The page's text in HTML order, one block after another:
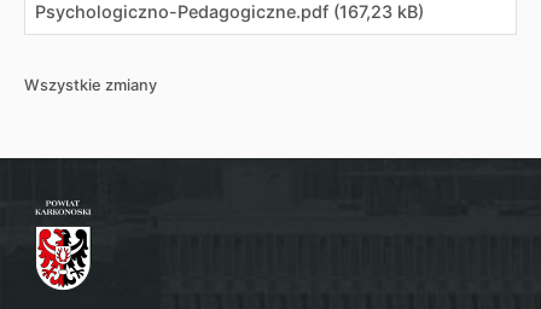
Psychologiczno-Pedagogiczne.pdf (167,23 kB)
Wszystkie zmiany